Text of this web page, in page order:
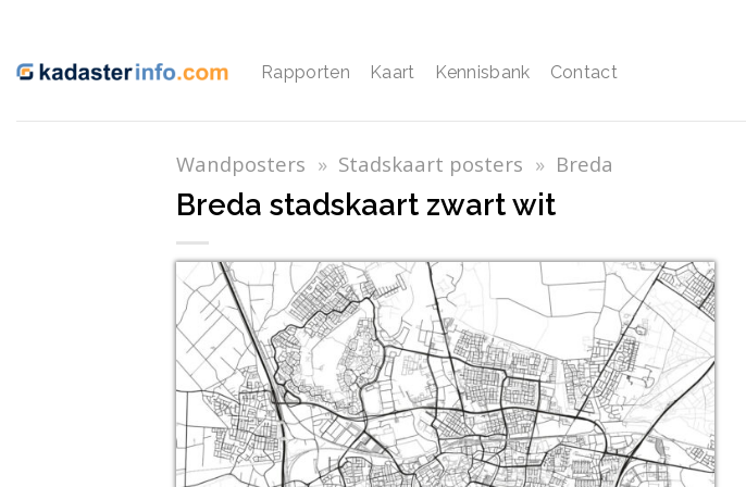
inhoud
Rapporten Kaart Kennisbank Contact
Wandposters » Stadskaart posters » Breda
Breda stadskaart zwart wit